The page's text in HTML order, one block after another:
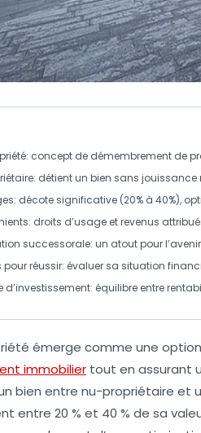
: concept de démembrement de
: détient un bien sans jouissance
: décote significative (20% à 40%),
: droits d’usage et revenus
successorale: un atout pour l’avenir
pour réussir: évaluer sa situation
d’investissement: équilibre entre
émerge comme une
immobilier tout en assurant
bien entre nu-propriétaire et
entre 20 % et 40 % de sa